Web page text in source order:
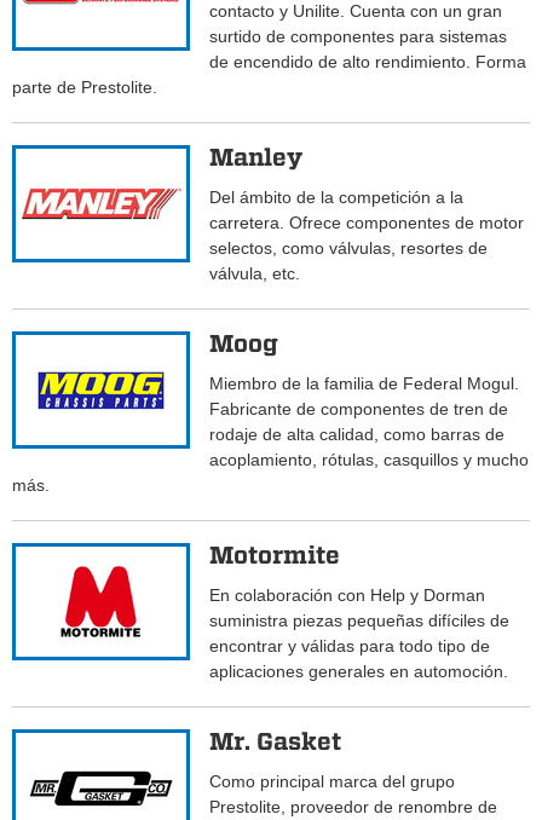
contacto y Unilite. Cuenta con un gran
surtido de componentes para sistemas
de encendido de alto rendimiento. Forma
parte de Prestolite.
Manley
Del ámbito de la competición a la
carretera. Ofrece componentes de motor
selectos, como válvulas, resortes de
válvula, etc.
Moog
Miembro de la familia de Federal Mogul.
Fabricante de componentes de tren de
rodaje de alta calidad, como barras de
acoplamiento, rótulas, casquillos y mucho
más.
Motormite
En colaboración con Help y Dorman
suministra piezas pequeñas difíciles de
encontrar y válidas para todo tipo de
aplicaciones generales en automoción.
Mr. Gasket
Como principal marca del grupo
Prestolite, proveedor de renombre de